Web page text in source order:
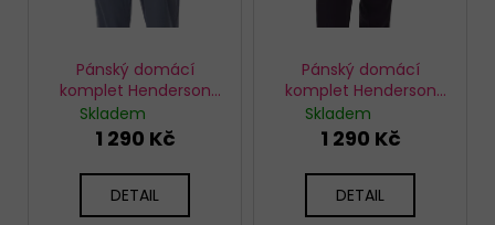
Pánský domácí
komplet Henderson
41916-05X
Skladem
1 290 Kč
DETAIL
Pánský domácí
komplet Henderson
41914-59X
Skladem
1 290 Kč
DETAIL